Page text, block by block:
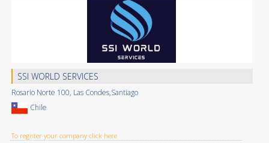
SSI WORLD SERVICES
Rosario Norte 100, Las Condes,Santiago
Chile
To register your company click here